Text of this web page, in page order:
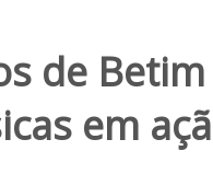
de
em